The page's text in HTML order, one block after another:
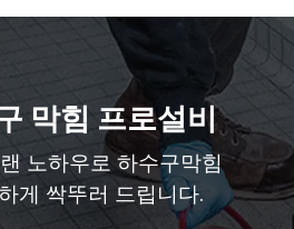
막힘 프로설비
노하우로 하수구막힘
게 싹뚜러 드립니다.